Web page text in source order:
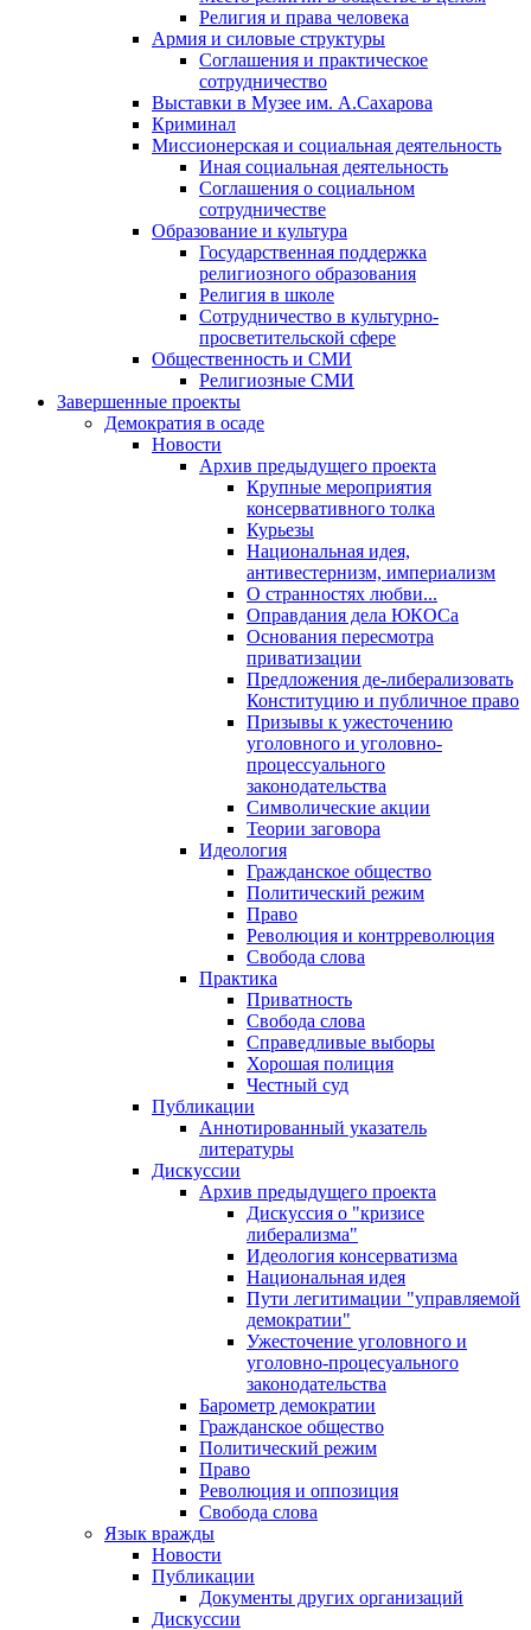
Религия и права человека
Армия и силовые структуры
Соглашения и практическое
сотрудничество
Выставки в Музее им. А.Сахарова
Криминал
Миссионерская и социальная деятельность
Иная социальная деятельность
Соглашения о социальном
сотрудничестве
Образование и культура
Государственная поддержка
религиозного образования
Религия в школе
Сотрудничество в культурно-
просветительской сфере
Общественность и СМИ
Религиозные СМИ
Завершенные проекты
Демократия в осаде
Новости
Архив предыдущего проекта
Крупные мероприятия
консервативного толка
Курьезы
Национальная идея,
антивестернизм, империализм
О странностях любви...
Оправдания дела ЮКОСа
Основания пересмотра
приватизации
Предложения де-либерализовать
Конституцию и публичное право
Призывы к ужесточению
уголовного и уголовно-
процессуального
законодательства
Символические акции
Теории заговора
Идеология
Гражданское общество
Политический режим
Право
Революция и контрреволюция
Свобода слова
Практика
Приватность
Свобода слова
Справедливые выборы
Хорошая полиция
Честный суд
Публикации
Аннотированный указатель
литературы
Дискуссии
Архив предыдущего проекта
Дискуссия о "кризисе
либерализма"
Идеология консерватизма
Национальная идея
Пути легитимации "управляемой
демократии"
Ужесточение уголовного и
уголовно-процесуального
законодательства
Барометр демократии
Гражданское общество
Политический режим
Право
Революция и оппозиция
Свобода слова
Язык вражды
Новости
Публикации
Документы других организаций
Дискуссии